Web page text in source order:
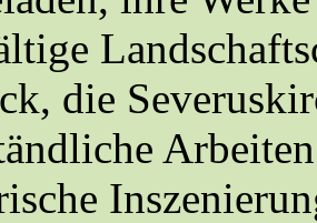
die